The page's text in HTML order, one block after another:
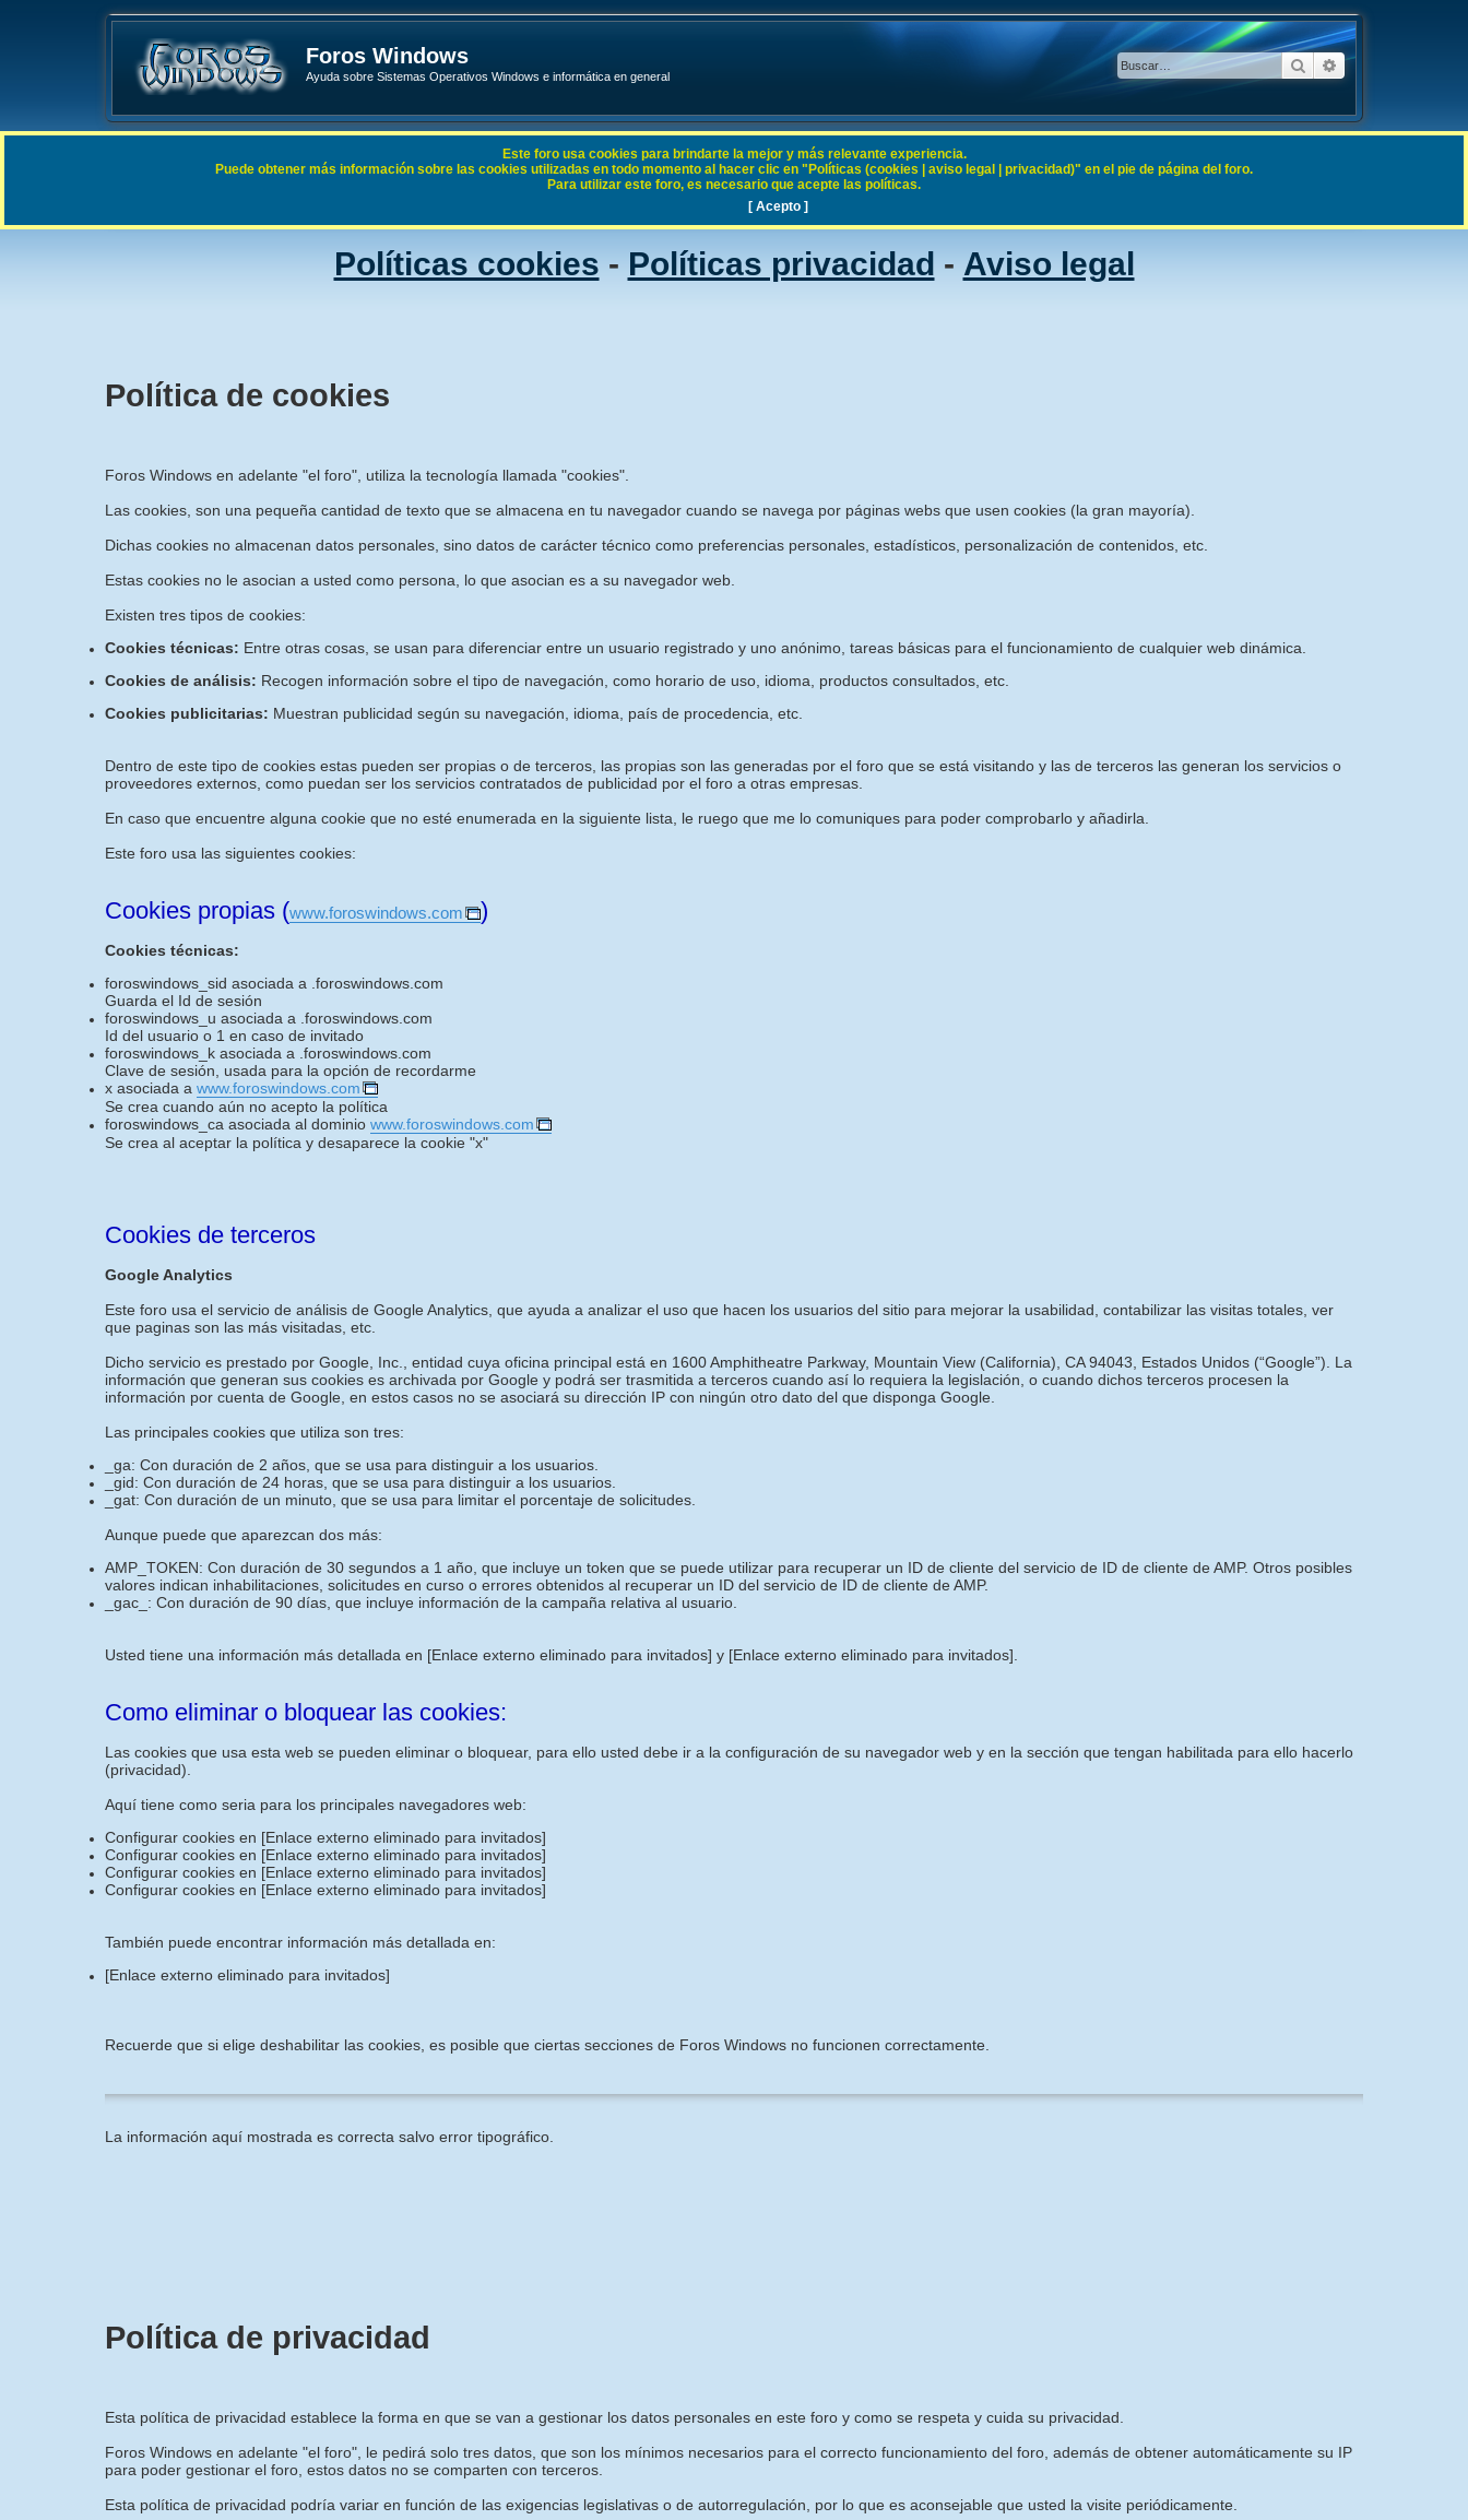
Foros Windows
Ayuda sobre Sistemas Operativos Windows e informática en general
BuscarBúsqueda
Enlaces rápidos FAQ
Políticas cookies - Políticas privacidad - Aviso legal
Política de cookies
Foros Windows en adelante "el foro", utiliza la tecnología llamada "cookies".
Las cookies, son una pequeña cantidad de texto que se almacena en tu navegador cuando se navega por páginas webs que usen cookies (la gran mayoría).
Dichas cookies no almacenan datos personales, sino datos de carácter técnico como preferencias personales, estadísticos, personalización de contenidos, etc.
Estas cookies no le asocian a usted como persona, lo que asocian es a su navegador web.
Existen tres tipos de cookies:
Cookies técnicas: Entre otras cosas, se usan para diferenciar entre un usuario registrado y uno anónimo, tareas básicas para el funcionamiento de cualquier web dinámica.
Cookies de análisis: Recogen información sobre el tipo de navegación, como horario de uso, idioma, productos consultados, etc.
Cookies publicitarias: Muestran publicidad según su navegación, idioma, país de procedencia, etc.
Dentro de este tipo de cookies estas pueden ser propias o de terceros, las propias son las generadas por el foro que se está visitando y las de terceros las generan los servicios o
proveedores externos, como puedan ser los servicios contratados de publicidad por el foro a otras empresas.
En caso que encuentre alguna cookie que no esté enumerada en la siguiente lista, le ruego que me lo comuniques para poder comprobarlo y añadirla.
Este foro usa las siguientes cookies:
Cookies propias (www.foroswindows.com )
Cookies técnicas:
foroswindows_sid asociada a .foroswindows.com
Guarda el Id de sesión
foroswindows_u asociada a .foroswindows.com
Id del usuario o 1 en caso de invitado
foroswindows_k asociada a .foroswindows.com
Clave de sesión, usada para la opción de recordarme
x asociada a www.foroswindows.com
Se crea cuando aún no acepto la política
foroswindows_ca asociada al dominio www.foroswindows.com
Se crea al aceptar la política y desaparece la cookie "x"
Cookies de terceros
Google Analytics
Este foro usa el servicio de análisis de Google Analytics, que ayuda a analizar el uso que hacen los usuarios del sitio para mejorar la usabilidad, contabilizar las visitas totales, ver
que paginas son las más visitadas, etc.
Dicho servicio es prestado por Google, Inc., entidad cuya oficina principal está en 1600 Amphitheatre Parkway, Mountain View (California), CA 94043, Estados Unidos (“Google”). La
información que generan sus cookies es archivada por Google y podrá ser trasmitida a terceros cuando así lo requiera la legislación, o cuando dichos terceros procesen la
información por cuenta de Google, en estos casos no se asociará su dirección IP con ningún otro dato del que disponga Google.
Las principales cookies que utiliza son tres:
_ga: Con duración de 2 años, que se usa para distinguir a los usuarios.
_gid: Con duración de 24 horas, que se usa para distinguir a los usuarios.
_gat: Con duración de un minuto, que se usa para limitar el porcentaje de solicitudes.
Aunque puede que aparezcan dos más:
AMP_TOKEN: Con duración de 30 segundos a 1 año, que incluye un token que se puede utilizar para recuperar un ID de cliente del servicio de ID de cliente de AMP. Otros posibles
valores indican inhabilitaciones, solicitudes en curso o errores obtenidos al recuperar un ID del servicio de ID de cliente de AMP.
_gac_: Con duración de 90 días, que incluye información de la campaña relativa al usuario.
Usted tiene una información más detallada en [Enlace externo eliminado para invitados] y [Enlace externo eliminado para invitados]
Como eliminar o bloquear las cookies:
Las cookies que usa esta web se pueden eliminar o bloquear, para ello usted debe ir a la configuración de su navegador web y en la sección que tengan habilitada para ello hacerlo
(privacidad).
Aquí tiene como seria para los principales navegadores web:
Configurar cookies en [Enlace externo eliminado para invitados]
Configurar cookies en [Enlace externo eliminado para invitados]
Configurar cookies en [Enlace externo eliminado para invitados]
Configurar cookies en [Enlace externo eliminado para invitados]
También puede encontrar información más detallada en:
[Enlace externo eliminado para invitados]
Recuerde que si elige deshabilitar las cookies, es posible que ciertas secciones de Foros Windows no funcionen correctamente.
La información aquí mostrada es correcta salvo error tipográfico.
Política de privacidad
Esta política de privacidad establece la forma en que se van a gestionar los datos personales en este foro y como se respeta y cuida su privacidad.
Foros Windows en adelante "el foro", le pedirá solo tres datos, que son los mínimos necesarios para el correcto funcionamiento del foro, además de obtener automáticamente su IP
para poder gestionar el foro, estos datos no se comparten con terceros.
Esta política de privacidad podría variar en función de las exigencias legislativas o de autorregulación, por lo que es aconsejable que usted la visite periódicamente.
Este foro usa cookies para brindarte la mejor y más relevante experiencia.
Puede obtener más información sobre las cookies utilizadas en todo momento al hacer clic en "Políticas (cookies | aviso legal | privacidad)" en el pie de página del foro.
Para utilizar este foro, es necesario que acepte las políticas.
[ Acepto ]